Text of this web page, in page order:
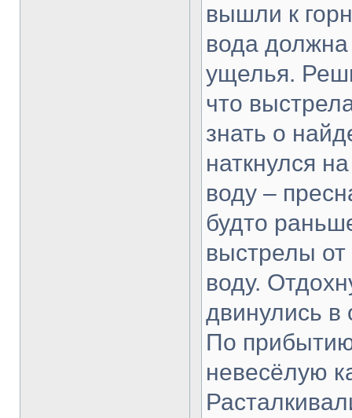
вышли к
вода
ущелья.
что
знать о
наткнулся
воду –
будто
выстрелы
воду.
двинулись в
По
невесёлую